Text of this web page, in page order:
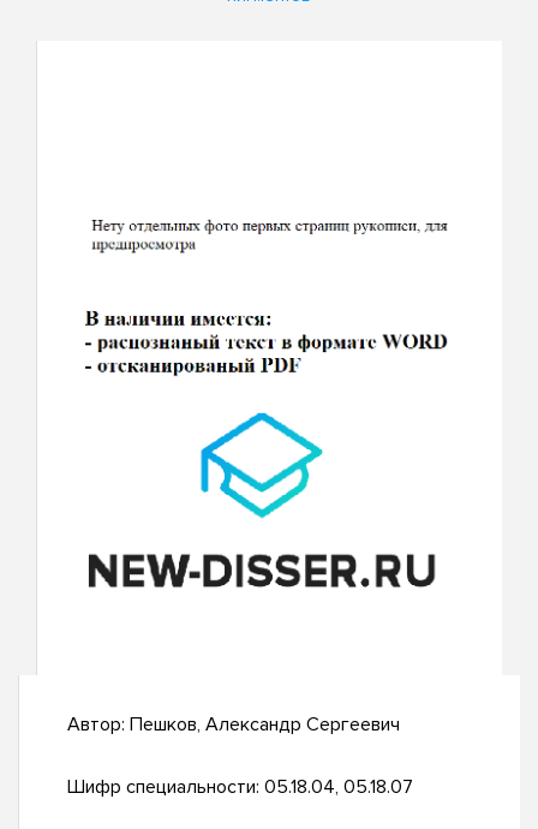
Автор: Пешков, Александр Сергеевич
Шифр специальности: 05.18.04, 05.18.07